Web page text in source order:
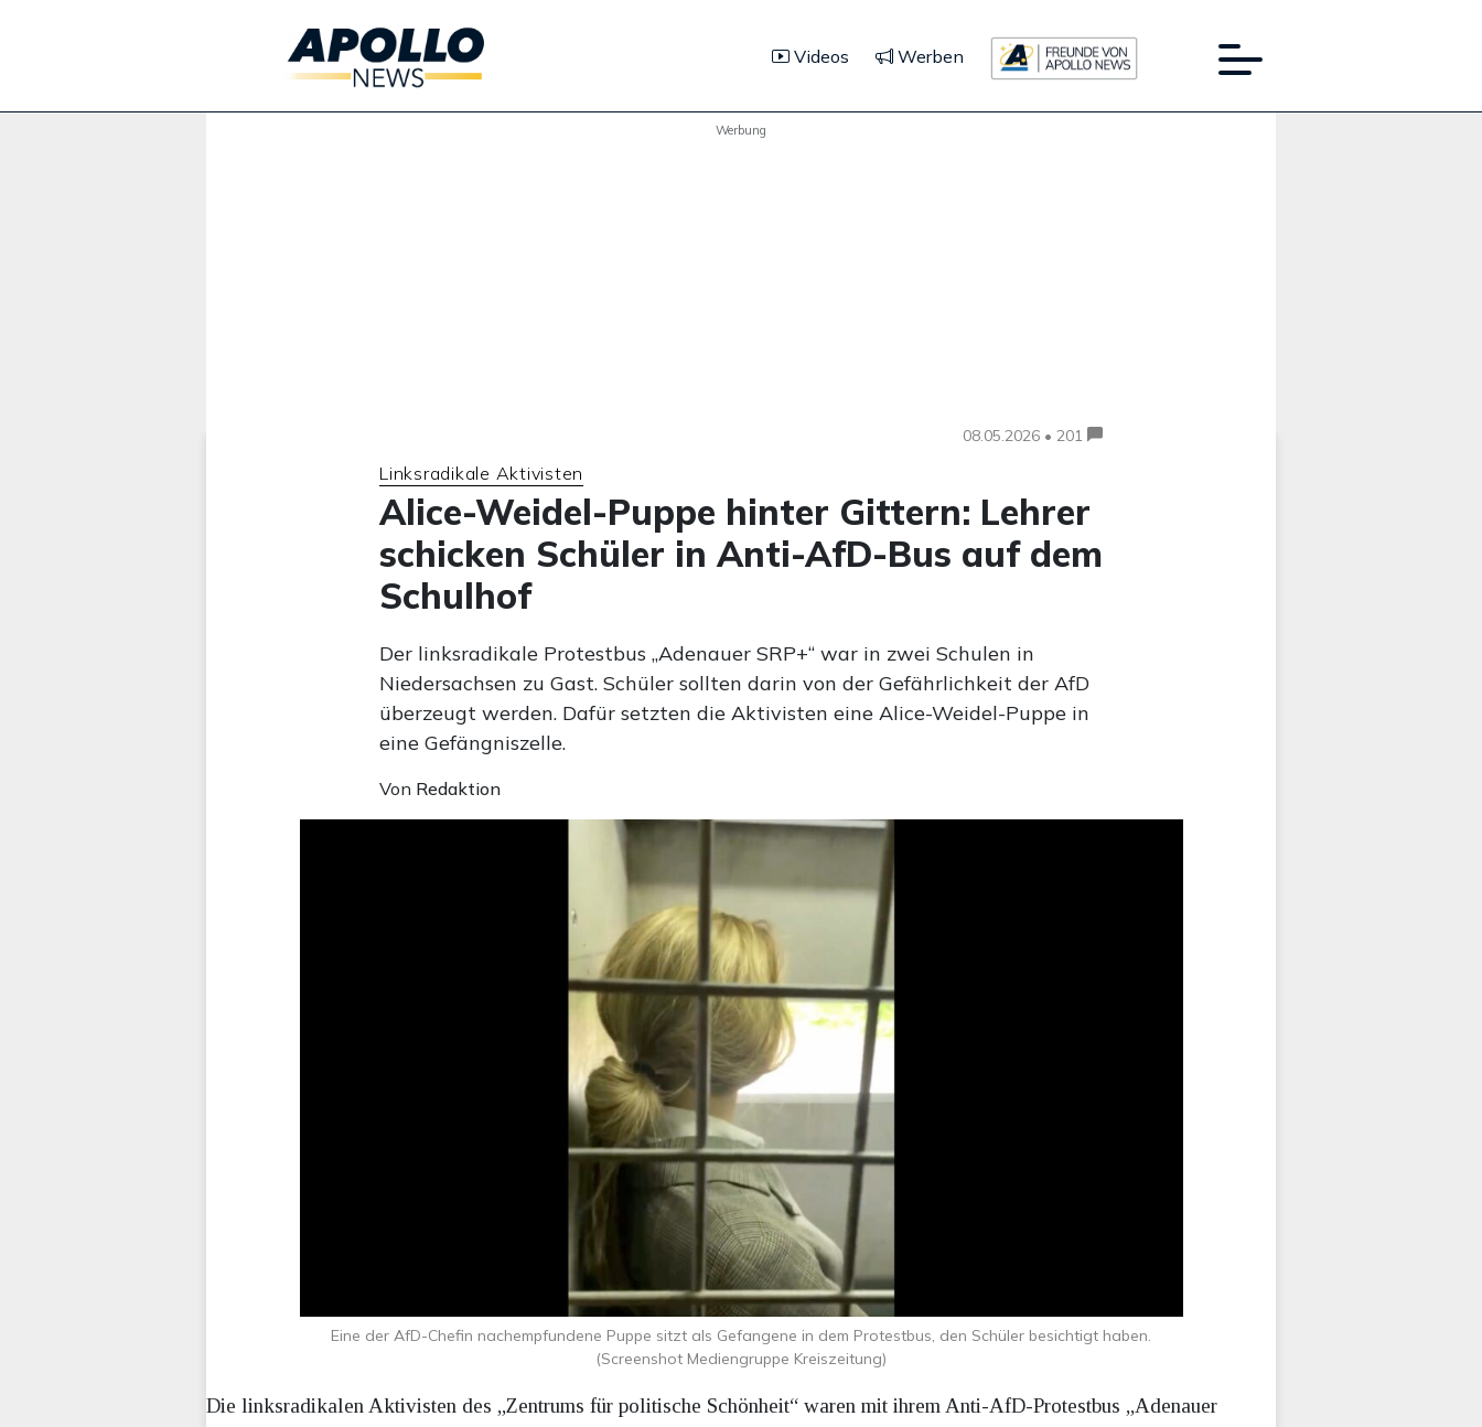
Videos Werben
Werbung
08.05.2026 • 201
Linksradikale Aktivisten
Alice-Weidel-Puppe hinter Gittern: Lehrer
schicken Schüler in Anti-AfD-Bus auf dem
Schulhof
Der linksradikale Protestbus „Adenauer SRP+“ war in zwei Schulen in
Niedersachsen zu Gast. Schüler sollten darin von der Gefährlichkeit der AfD
überzeugt werden. Dafür setzten die Aktivisten eine Alice-Weidel-Puppe in
eine Gefängniszelle.
Von Redaktion
Eine der AfD-Chefin nachempfundene Puppe sitzt als Gefangene in dem Protestbus, den Schüler besichtigt haben.
(Screenshot Mediengruppe Kreiszeitung)
Die linksradikalen Aktivisten des „Zentrums für politische Schönheit“ waren mit ihrem Anti-AfD-Protestbus „Adenauer